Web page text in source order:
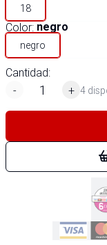
18
Color: negro
negro
Cantidad:
-
+ 4